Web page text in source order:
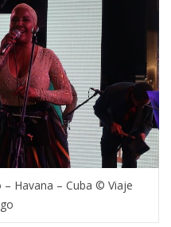
Havana – Cuba © Viaje